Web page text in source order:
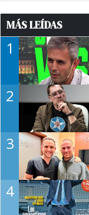
MÁS LEÍDAS
1
2
3
4